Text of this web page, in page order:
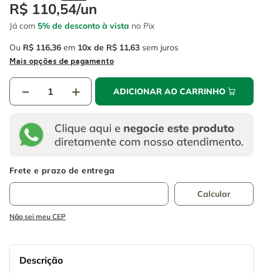
R$ 110,54/un
Já com 5% de desconto à vista no Pix
Ou R$ 116,36 em 10 R$ 11,63 sem juros
Mais opções de pagamento
＋
－ ADICIONAR AO CARRINHO
Não sei meu CEP
Descrição
6 fio
7º chave impacto
8º disco corte
serra copo
º escada
º serra circular
º fio
disco corte
serra copo